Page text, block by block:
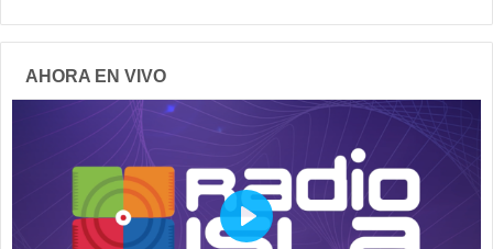
AHORA EN VIVO
P